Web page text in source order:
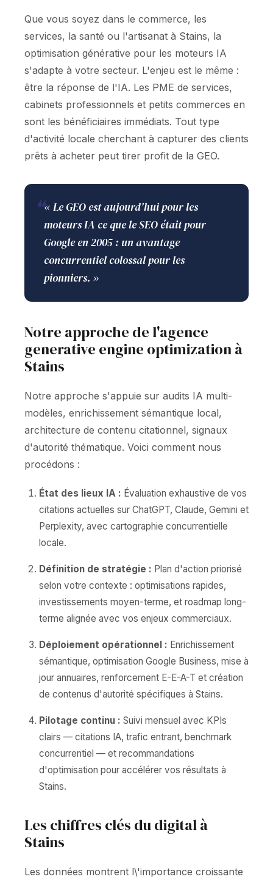
Que vous soyez dans le commerce, les
services, la santé ou l'artisanat à Stains, la
optimisation générative pour les moteurs IA
s'adapte à votre secteur. L'enjeu est le même :
être la réponse de l'IA. Les PME de services,
cabinets professionnels et petits commerces en
sont les bénéficiaires immédiats. Tout type
d'activité locale cherchant à capturer des clients
prêts à acheter peut tirer profit de la GEO.
❝« Le GEO est aujourd'hui pour les
moteurs IA ce que le SEO était pour
Google en 2005 : un avantage
concurrentiel colossal pour les
pionniers. »
Notre approche de l'agence
generative engine optimization à
Stains
Notre approche s'appuie sur audits IA multi-
modèles, enrichissement sémantique local,
architecture de contenu citationnel, signaux
d'autorité thématique. Voici comment nous
procédons :
État des lieux IA : Évaluation exhaustive de vos
citations actuelles sur ChatGPT, Claude, Gemini et
Perplexity, avec cartographie concurrentielle
locale.
Définition de stratégie : Plan d'action priorisé
selon votre contexte : optimisations rapides,
investissements moyen-terme, et roadmap long-
terme alignée avec vos enjeux commerciaux.
Déploiement opérationnel : Enrichissement
sémantique, optimisation Google Business, mise à
jour annuaires, renforcement E-E-A-T et création
de contenus d'autorité spécifiques à Stains.
Pilotage continu : Suivi mensuel avec KPIs
clairs — citations IA, trafic entrant, benchmark
concurrentiel — et recommandations
d'optimisation pour accélérer vos résultats à
Stains.
Les chiffres clés du digital à
Stains
Les données montrent l\'importance croissante